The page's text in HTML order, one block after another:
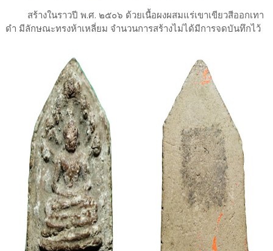
สร้างในราวปี พ.ศ. ๒๕๐๖ ด้วยเนื้อผงผสมแร่เขาเขียวสีออกเทา
ดำ มีลักษณะทรงห้าเหลี่ยม จำนวนการสร้างไม่ได้มีการจดบันทึกไว้